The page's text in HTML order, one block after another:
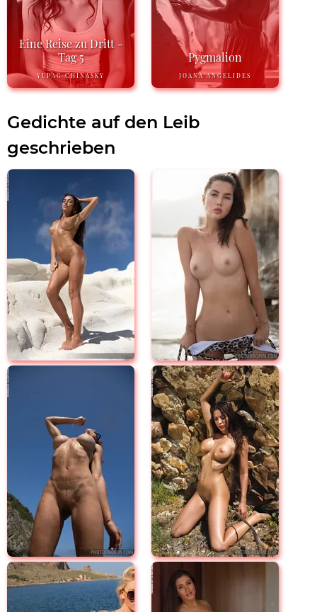
Eine Reise zu Dritt -
Tag 5
YUPAG CHINASKY
Pygmalion
JOANA ANGELIDES
Gedichte auf den Leib
geschrieben